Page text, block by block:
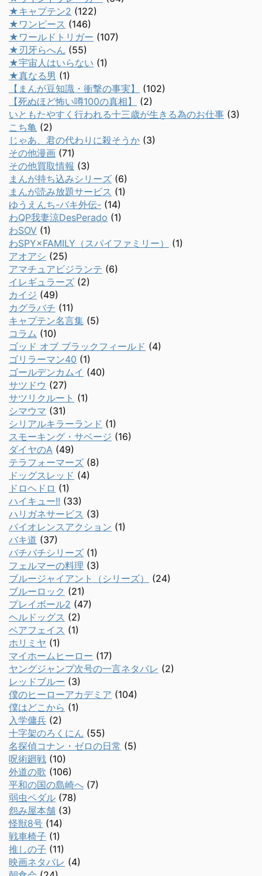
★キャプテン2 (122)
★ワンピース (146)
★ワールドトリガー (107)
★刃牙らへん (55)
★宇宙人はいらない (1)
★真なる男 (1)
【まんが豆知識・衝撃の事実】
(102)
【死ぬほど怖い噂100の真相】
(2)
いともたやすく行われる十三歳が生きる為のお仕事 (3)
こち亀 (2)
じゃあ、君の代わりに殺そうか (3)
その他漫画 (71)
その他買取情報 (3)
まんが持ち込みシリーズ (6)
まんが読み放題サービス (1)
ゆうえんち-バキ外伝- (14)
わQP我妻涼DesPerado (1)
わSOV (1)
わSPY×FAMILY（スパイファミリー）
(1)
アオアシ (25)
アマチュアビジランテ (6)
イレギュラーズ (2)
カイジ (49)
カグラバチ (11)
キャプテン名言集 (5)
コラム (10)
ゴッド オブ ブラックフィールド (4)
ゴリラーマン40 (1)
ゴールデンカムイ (40)
サツドウ (27)
サツリクルート (1)
シマウマ (31)
シリアルキラーランド (1)
スモーキング・サベージ (16)
ダイヤのA (49)
テラフォーマーズ (8)
ドッグスレッド (4)
ドロヘドロ (1)
ハイキュー!! (33)
ハリガネサービス (3)
バイオレンスアクション (1)
バキ道 (37)
バチバチシリーズ (1)
フェルマーの料理 (3)
ブルージャイアント（シリーズ）
(24)
ブルーロック (21)
プレイボール2 (47)
ヘルドッグス (2)
ベアフェイス (1)
ホリミヤ (1)
マイホームヒーロー (17)
ヤングジャンプ次号の一言ネタバレ (2)
レッドブルー (3)
僕のヒーローアカデミア (104)
僕はどこから (1)
入学傭兵 (2)
十字架のろくにん (55)
名探偵コナン・ゼロの日常 (5)
呪術廻戦 (10)
外道の歌 (106)
平和の国の島崎へ (7)
弱虫ペダル (78)
怨み屋本舗 (3)
怪獣8号 (14)
戦車椅子 (1)
推しの子 (11)
映画ネタバレ (4)